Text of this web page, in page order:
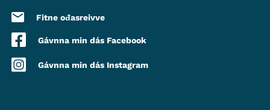
Fitne ođasreivve
Gávnna min dás Facebook
Gávnna min dás Instagram